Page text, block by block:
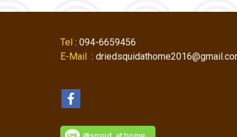
Tel : 094-6659456
E-Mail :